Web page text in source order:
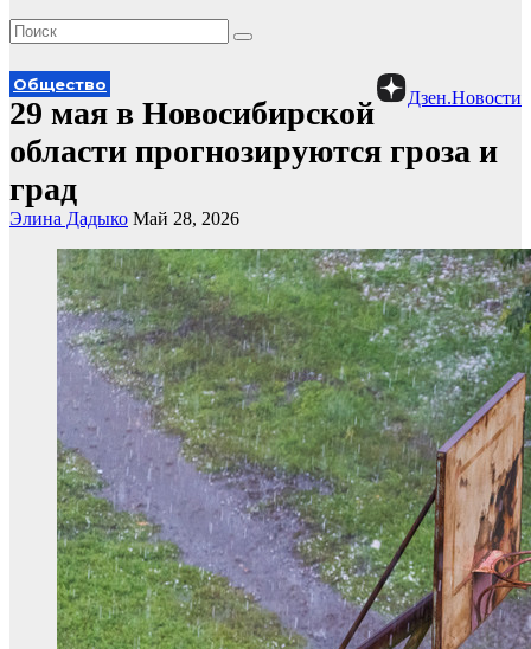
Дзен.Новости
Общество
29 мая в Новосибирской
области прогнозируются гроза и
град
Элина Дадыко Май 28, 2026